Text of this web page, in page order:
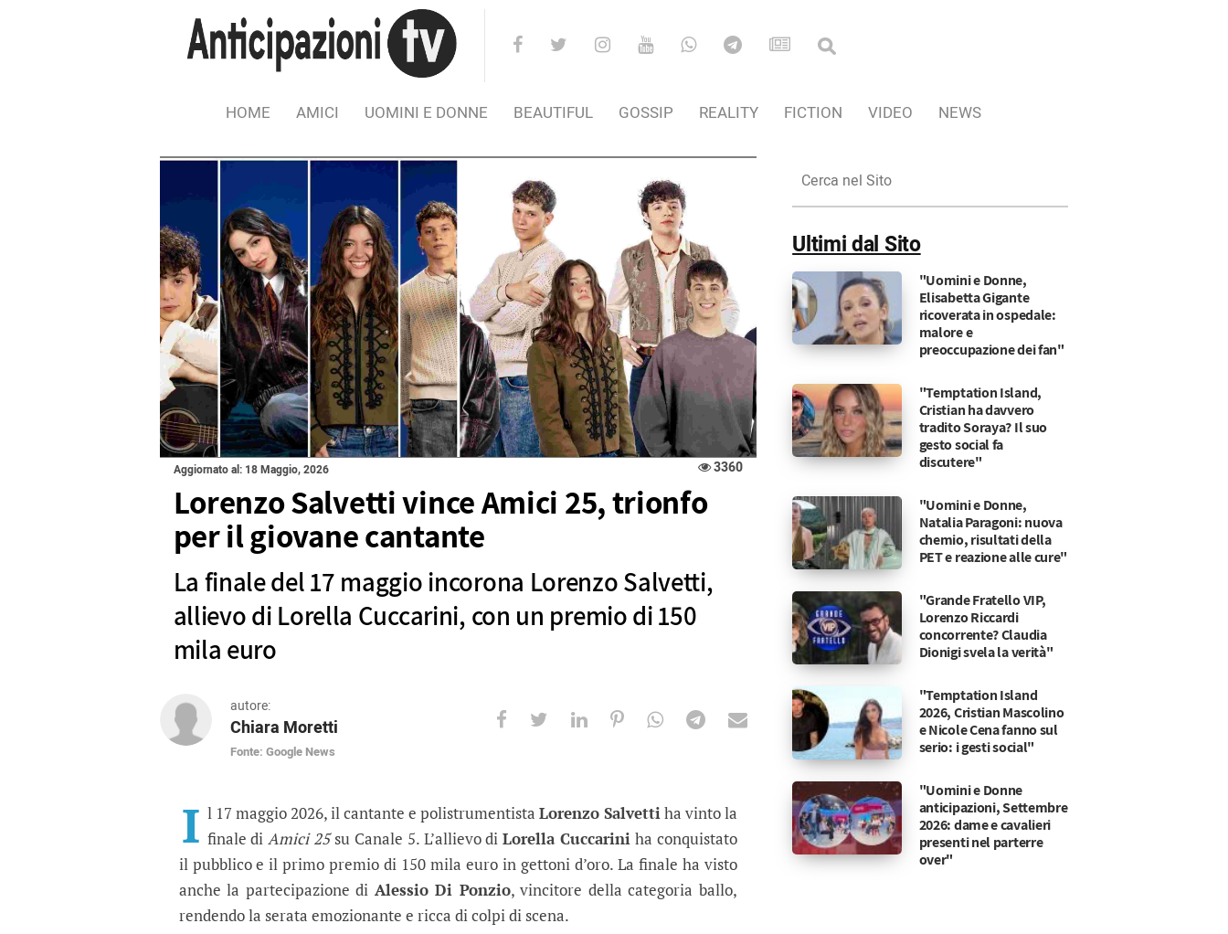
HOME AMICI UOMINI E DONNE BEAUTIFUL GOSSIP REALITY FICTION VIDEO NEWS
Aggiornato al: 18 Maggio, 2026 3360
Lorenzo Salvetti vince Amici 25, trionfo
per il giovane cantante
La finale del 17 maggio incorona Lorenzo Salvetti,
allievo di Lorella Cuccarini, con un premio di 150
mila euro
autore:
Chiara Moretti
Fonte: Google News
Lorenzo Salvetti vince Amici 25, trionfo per il giovane cantante
La finale del 17 maggio incorona Lorenzo Salvetti, allievo di Lorella Cuccarini, con un premio di 150 mila euro
I l 17 maggio 2026, il cantante e polistrumentista Lorenzo Salvettiha vinto la
finale diAmici 25su Canale 5. L’allievo diLorella Cuccarini ha conquistato
il pubblico e il primo premio di 150 mila euro in gettoni d’oro. La finale ha visto
anche la partecipazione di Alessio Di Ponzio, vincitore della categoria ballo,
rendendo la serata emozionante e ricca di colpi di scena.
nel
Sito
Ultimi dal Sito
"Uomini e Donne,
Elisabetta Gigante
ricoverata in ospedale:
malore e
preoccupazione dei fan"
"Temptation Island,
Cristian ha davvero
tradito Soraya? Il suo
gesto social fa
discutere"
"Uomini e Donne,
Natalia Paragoni: nuova
chemio, risultati della
PET e reazione alle cure"
"Grande Fratello VIP,
Lorenzo Riccardi
concorrente? Claudia
Dionigi svela la verità"
"Temptation Island
2026, Cristian Mascolino
e Nicole Cena fanno sul
serio: i gesti social"
"Uomini e Donne
anticipazioni, Settembre
2026: dame e cavalieri
presenti nel parterre
over"